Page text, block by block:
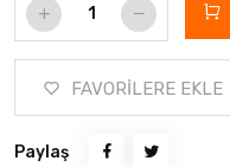
FAVORİLERE EKLE
Paylaş